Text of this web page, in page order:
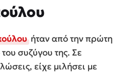
ήταν από την πρώτη
συζύγου της. Σε
είχε μιλήσει με